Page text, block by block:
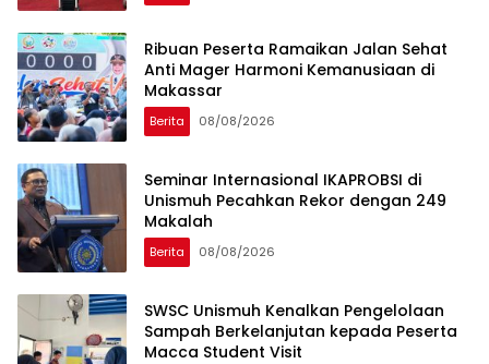
Ribuan Peserta Ramaikan Jalan Sehat
Anti Mager Harmoni Kemanusiaan di
Makassar
Berita 08/08/2026
Seminar Internasional IKAPROBSI di
Unismuh Pecahkan Rekor dengan 249
Makalah
Berita 08/08/2026
SWSC Unismuh Kenalkan Pengelolaan
Sampah Berkelanjutan kepada Peserta
Macca Student Visit